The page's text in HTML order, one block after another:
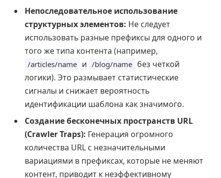
Непоследовательное использование
структурных элементов: Не следует
использовать разные префиксы для одного и
того же типа контента (например,
/articles/name и /blog/name без четкой
логики). Это размывает статистические
сигналы и снижает вероятность
идентификации шаблона как значимого.
Создание бесконечных пространств URL
(Crawler Traps): Генерация огромного
количества URL с незначительными
вариациями в префиксах, которые не меняют
контент, приводит к неэффективному